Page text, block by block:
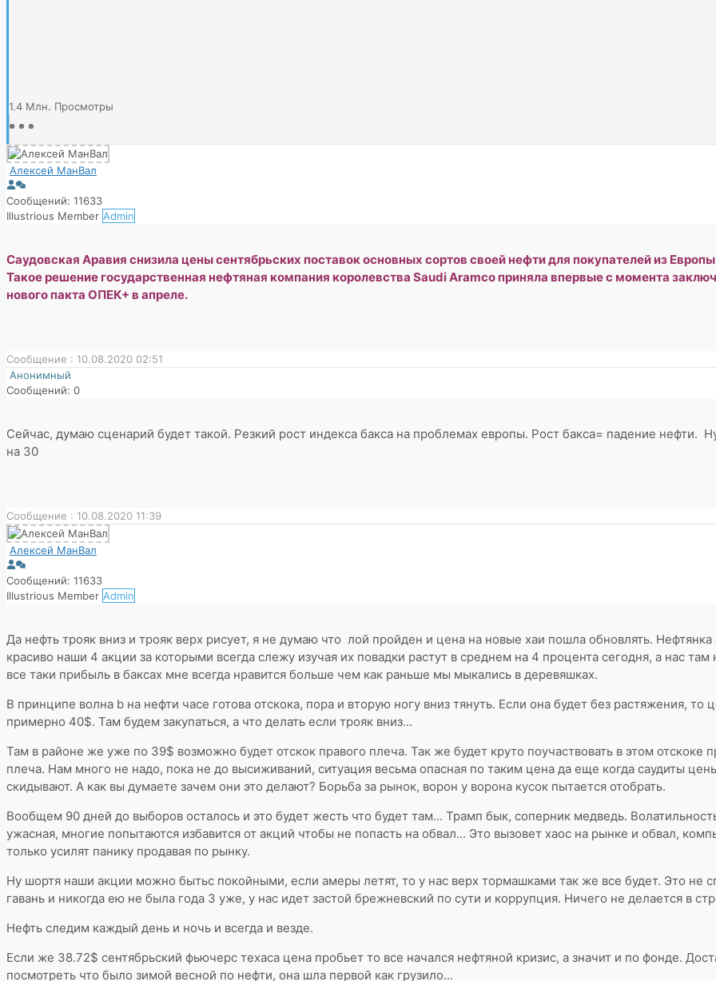
1.4 Млн. Просмотры
Алексей МанВал
Сообщений: 11633
Illustrious Member Admin
Саудовская Аравия снизила цены сентябрьских поставок основных сортов своей нефти для покупателей из
Такое решение государственная нефтяная компания королевства Saudi Aramco приняла впервые с момента
нового пакта ОПЕК+ в апреле.
Сообщение : 10.08.2020 02:51
Анонимный
Сообщений: 0
Сейчас, думаю сценарий будет такой. Резкий рост индекса бакса на проблемах европы. Рост бакса= падение нефти.
на 30
Сообщение : 10.08.2020 11:39
Алексей МанВал
Сообщений: 11633
Illustrious Member Admin
Да нефть трояк вниз и трояк верх рисует, я не думаю что лой пройден и цена на новые хаи пошла обновлять.
красиво наши 4 акции за которыми всегда слежу изучая их повадки растут в среднем на 4 процента сегодня, а нас там
все таки прибыль в баксах мне всегда нравится больше чем как раньше мы мыкались в деревяшках.
В принципе волна b на нефти часе готова отскока, пора и вторую ногу вниз тянуть. Если она будет без растяжения, то
примерно 40$. Там будем закупаться, а что делать если трояк вниз...
Там в районе же уже по 39$ возможно будет отскок правого плеча. Так же будет круто поучаствовать в этом отскоке
плеча. Нам много не надо, пока не до высиживаний, ситуация весьма опасная по таким цена да еще когда саудиты
скидывают. А как вы думаете зачем они это делают? Борьба за рынок, ворон у ворона кусок пытается отобрать.
Вообщем 90 дней до выборов осталось и это будет жесть что будет там... Трамп бык, соперник медведь.
ужасная, многие попытаются избавится от акций чтобы не попасть на обвал... Это вызовет хаос на рынке и обвал,
только усилят панику продавая по рынку.
Ну шортя наши акции можно бытьс покойными, если амеры летят, то у нас верх тормашками так же все будет. Это не
гавань и никогда ею не была года 3 уже, у нас идет застой брежневский по сути и коррупция. Ничего не делается в
Нефть следим каждый день и ночь и всегда и везде.
Если же 38.72$ сентябрьский фьючерс техаса цена пробьет то все начался нефтяной кризис, а значит и по фонде.
посмотреть что было зимой весной по нефти, она шла первой как грузило...